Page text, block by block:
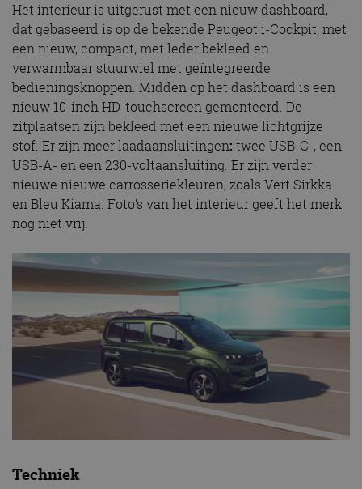
Het interieur is uitgerust met een nieuw dashboard,
dat gebaseerd is op de bekende Peugeot i-Cockpit, met
een nieuw, compact, met leder bekleed en
verwarmbaar stuurwiel met geïntegreerde
bedieningsknoppen. Midden op het dashboard is een
nieuw 10-inch HD-touchscreen gemonteerd. De
zitplaatsen zijn bekleed met een nieuwe lichtgrijze
stof. Er zijn meer laadaansluitingen: twee USB-C-, een
USB-A- en een 230-voltaansluiting. Er zijn verder
nieuwe nieuwe carrosseriekleuren, zoals Vert Sirkka
en Bleu Kiama. Foto’s van het interieur geeft het merk
nog niet vrij.
Techniek